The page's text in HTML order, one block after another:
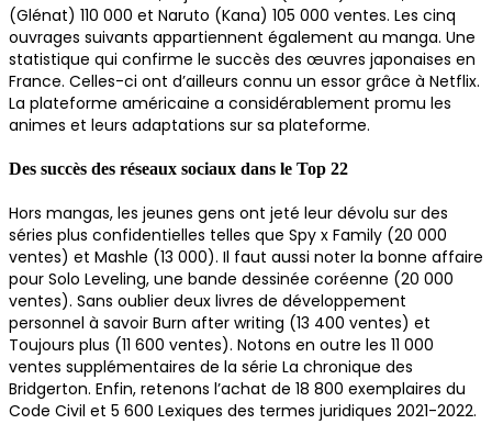
(Glénat) 110 000 et Naruto (Kana) 105 000 ventes. Les cinq
ouvrages suivants appartiennent également au manga. Une
statistique qui confirme le succès des œuvres japonaises en
France. Celles-ci ont d’ailleurs connu un essor grâce à Netflix.
La plateforme américaine a considérablement promu les
animes et leurs adaptations sur sa plateforme.
Des succès des réseaux sociaux dans le Top 22
Hors mangas, les jeunes gens ont jeté leur dévolu sur des
séries plus confidentielles telles que Spy x Family (20 000
ventes) et Mashle (13 000). Il faut aussi noter la bonne affaire
pour Solo Leveling, une bande dessinée coréenne (20 000
ventes). Sans oublier deux livres de développement
personnel à savoir Burn after writing (13 400 ventes) et
Toujours plus (11 600 ventes). Notons en outre les 11 000
ventes supplémentaires de la série La chronique des
Bridgerton. Enfin, retenons l’achat de 18 800 exemplaires du
Code Civil et 5 600 Lexiques des termes juridiques 2021-2022.